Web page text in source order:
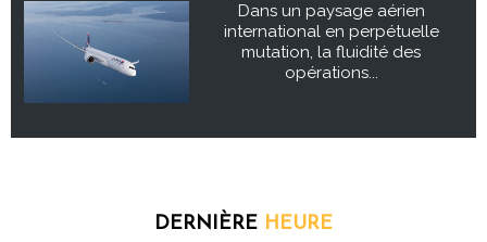
Dans un paysage aérien
international en perpétuelle
mutation, la fluidité des
opérations...
DERNIÈRE HEURE